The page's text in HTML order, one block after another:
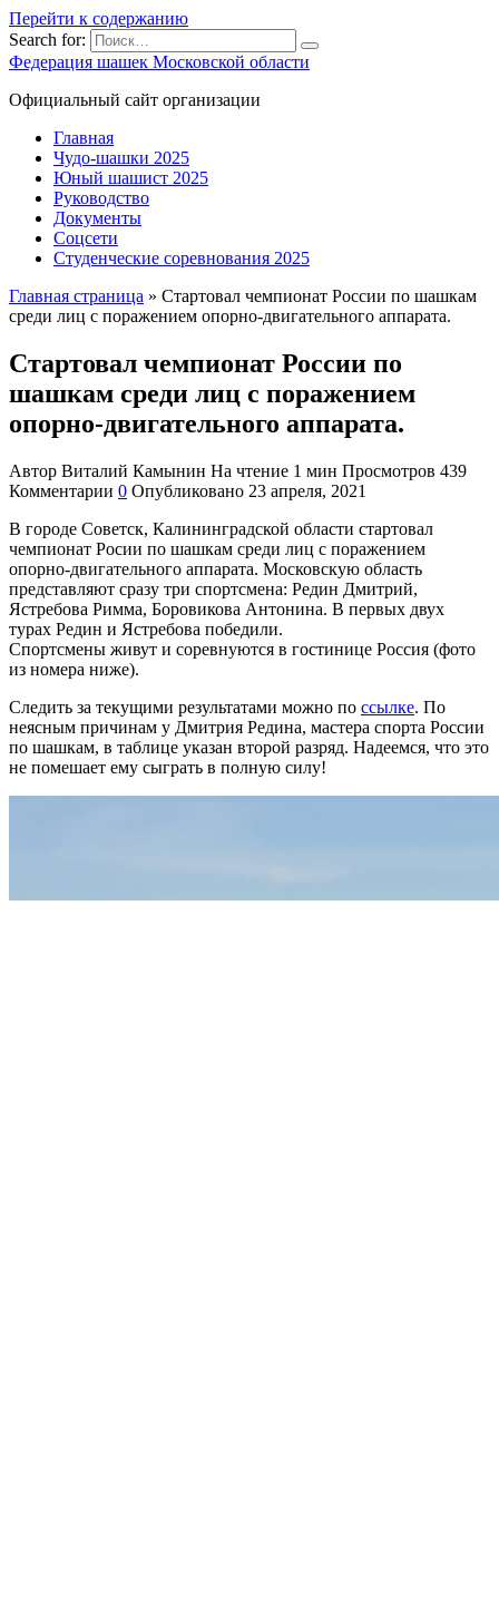
Перейти к содержанию
Search for:
Федерация шашек Московской области
Официальный сайт организации
Главная
Чудо-шашки 2025
Юный шашист 2025
Руководство
Документы
Соцсети
Студенческие соревнования 2025
Главная страница » Стартовал чемпионат России по шашкам
среди лиц с поражением опорно-двигательного аппарата.
Стартовал чемпионат России по
шашкам среди лиц с поражением
опорно-двигательного аппарата.
Автор Виталий Камынин На чтение 1 мин Просмотров 439
Комментарии 0 Опубликовано 23 апреля, 2021
В городе Советск, Калининградской области стартовал
чемпионат Росии по шашкам среди лиц с поражением
опорно-двигательного аппарата. Московскую область
представляют сразу три спортсмена: Редин Дмитрий,
Ястребова Римма, Боровикова Антонина. В первых двух
турах Редин и Ястребова победили.
Спортсмены живут и соревнуются в гостинице Россия (фото
из номера ниже).
Следить за текущими результатами можно по ссылке. По
неясным причинам у Дмитрия Редина, мастера спорта России
по шашкам, в таблице указан второй разряд. Надеемся, что это
не помешает ему сыграть в полную силу!